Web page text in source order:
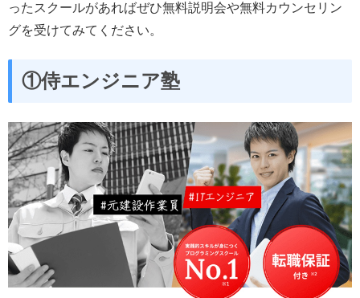
ったスクールがあればぜひ無料説明会や無料カウンセリン
グを受けてみてください。
①侍エンジニア塾